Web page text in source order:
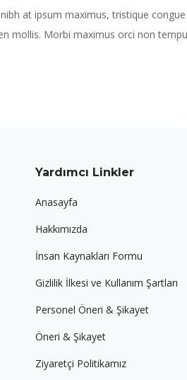
at ipsum maximus, tristique
mollis. Morbi maximus orci non
Yardımcı Linkler
Anasayfa
Hakkımızda
İnsan Kaynakları Formu
Gizlilik İlkesi ve Kullanım Şartları
Personel Öneri & Şikayet
Öneri & Şikayet
Ziyaretçi Politikamız